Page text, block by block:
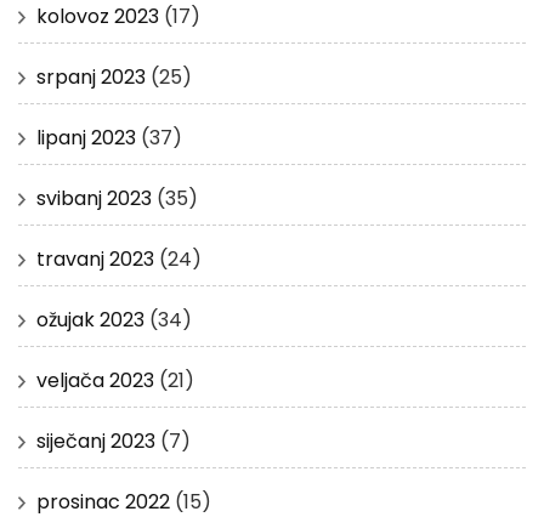
kolovoz 2023 (17)
srpanj 2023 (25)
lipanj 2023 (37)
svibanj 2023 (35)
travanj 2023 (24)
ožujak 2023 (34)
veljača 2023 (21)
siječanj 2023 (7)
prosinac 2022 (15)